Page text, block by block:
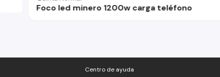
Foco led minero 1200w carga teléfono
Centro de ayuda